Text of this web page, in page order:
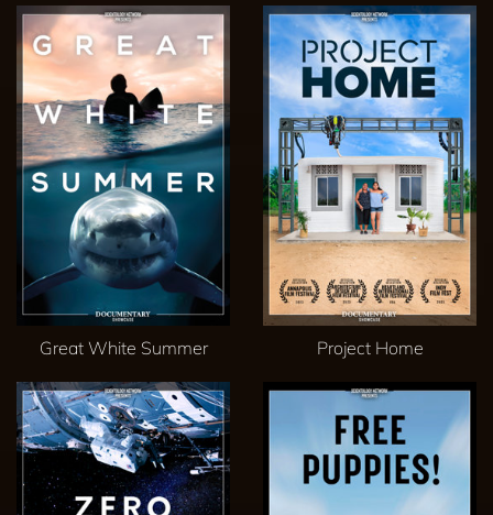
Great White Summer Project Home